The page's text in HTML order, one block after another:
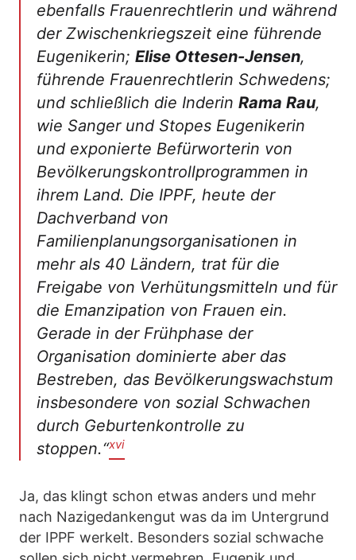
ebenfalls Frauenrechtlerin und während
der Zwischenkriegszeit eine führende
Eugenikerin; Elise Ottesen-Jensen,
führende Frauenrechtlerin Schwedens;
und schließlich die Inderin Rama Rau,
wie Sanger und Stopes Eugenikerin
und exponierte Befürworterin von
Bevölkerungskontrollprogrammen in
ihrem Land. Die IPPF, heute der
Dachverband von
Familienplanungsorganisationen in
mehr als 40 Ländern, trat für die
Freigabe von Verhütungsmitteln und für
die Emanzipation von Frauen ein.
Gerade in der Frühphase der
Organisation dominierte aber das
Bestreben, das Bevölkerungswachstum
insbesondere von sozial Schwachen
durch Geburtenkontrolle zu
stoppen.“xvi
Ja, das klingt schon etwas anders und mehr
nach Nazigedankengut was da im Untergrund
der IPPF werkelt. Besonders sozial schwache